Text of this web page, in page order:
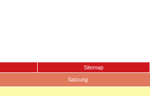
Sitemap
Satzung